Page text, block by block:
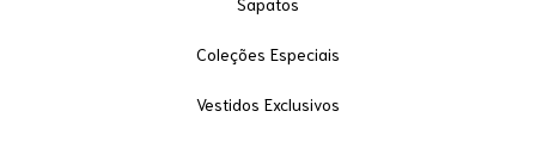
Coleções Especiais
Vestidos Exclusivos